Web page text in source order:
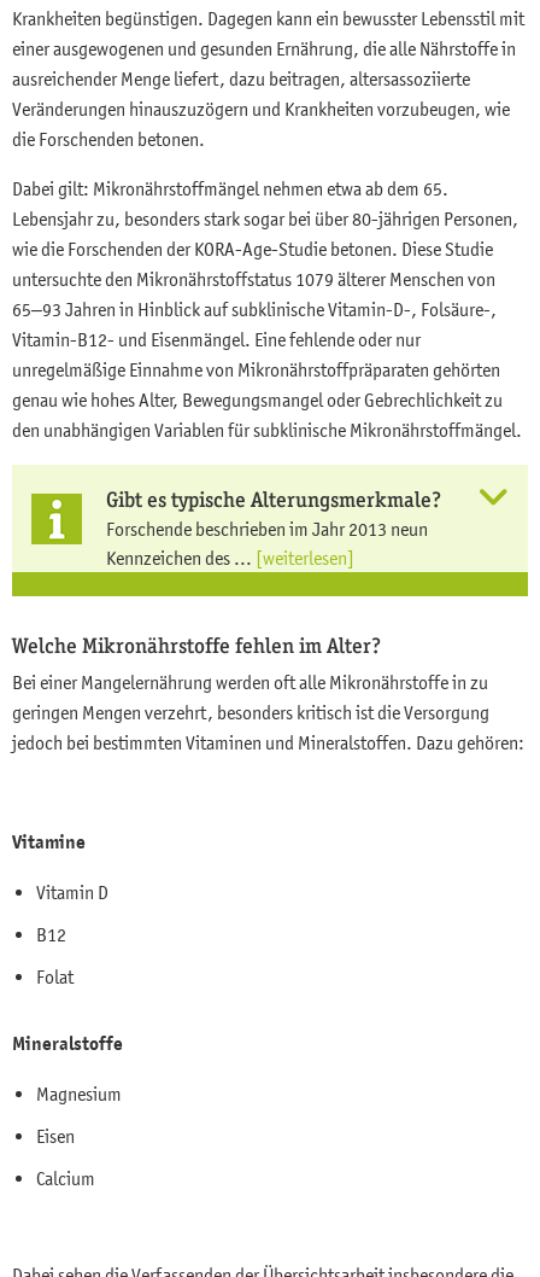
Krankheiten begünstigen. Dagegen kann ein bewusster Lebensstil mit
einer ausgewogenen und gesunden Ernährung, die alle Nährstoffe in
ausreichender Menge liefert, dazu beitragen, altersassoziierte
Veränderungen hinauszuzögern und Krankheiten vorzubeugen, wie
die Forschenden betonen.
Dabei gilt: Mikronährstoffmängel nehmen etwa ab dem 65.
Lebensjahr zu, besonders stark sogar bei über 80-jährigen Personen,
wie die Forschenden der KORA-Age-Studie betonen. Diese Studie
untersuchte den Mikronährstoffstatus 1079 älterer Menschen von
65–93 Jahren in Hinblick auf subklinische Vitamin-D-, Folsäure-,
Vitamin-B12- und Eisenmängel. Eine fehlende oder nur
unregelmäßige Einnahme von Mikronährstoffpräparaten gehörten
genau wie hohes Alter, Bewegungsmangel oder Gebrechlichkeit zu
den unabhängigen Variablen für subklinische Mikronährstoffmängel.
Gibt es typische Alterungsmerkmale?
Forschende beschrieben im Jahr 2013 neun
Kennzeichen des ... [weiterlesen]
Welche Mikronährstoffe fehlen im Alter?
Bei einer Mangelernährung werden oft alle Mikronährstoffe in zu
geringen Mengen verzehrt, besonders kritisch ist die Versorgung
jedoch bei bestimmten Vitaminen und Mineralstoffen. Dazu gehören:
Vitamine
Vitamin D
B12
Folat
Mineralstoffe
Magnesium
Eisen
Calcium